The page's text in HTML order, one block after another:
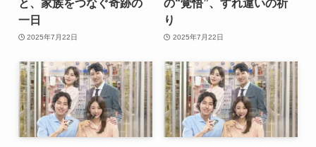
と、家族をつなぐ奇跡の
一日
2025年7月22日
の“覚悟”、すれ違いの祈
り
2025年7月22日